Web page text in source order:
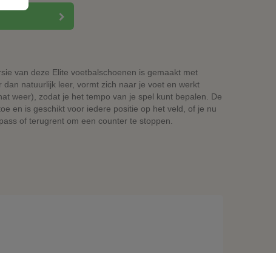
van deze Elite voetbalschoenen is gemaakt met
natuurlijk leer, vormt zich naar je voet en werkt
weer), zodat je het tempo van je spel kunt bepalen. De
en is geschikt voor iedere positie op het veld, of je nu
of terugrent om een counter te stoppen.